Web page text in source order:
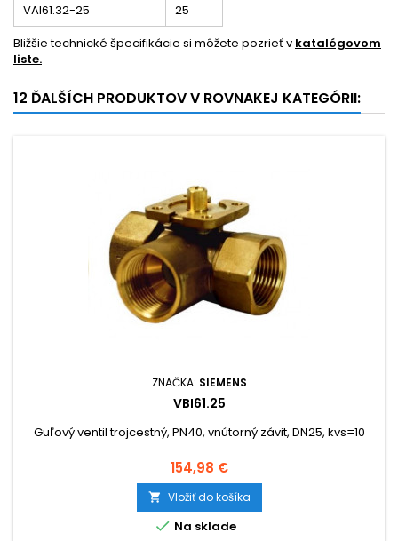
VAI61.32-25
25
Bližšie technické špecifikácie si môžete pozrieť v katalógovom
liste.
12 ĎALŠÍCH PRODUKTOV V ROVNAKEJ KATEGÓRII:
ZNAČKA: SIEMENS
VBI61.25
Guľový ventil trojcestný, PN40, vnútorný závit, DN25, kvs=10
Cena
154,98 €
 Vložiť do košíka
 Na sklade